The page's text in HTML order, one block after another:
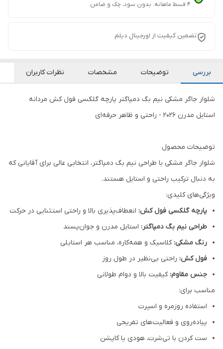
۴ قسط ماهانه. بدون سود، چک و ضامن.
تضمین کیفیت از اورجینال دیلم
بررسی توضیحات مشخصات نظرات کاربران
شلوار جاگر مشکی نیم بگ دمپاگتر پارچه گلکسی فول کش مردانه
استایل مدرن 2026 - راحتی و ظاهر حرفه‌ای
توضیحات محصول
شلوار جاگر مشکی با طراحی نیم بگ دمپاگتر، انتخابی عالی برای آقایانی که
به دنبال ترکیب راحتی و استایل هستند.
ویژگی‌های کلیدی:
پارچه گلکسی فول کش: انعطاف‌پذیری بالا و راحتی استثنایی در حرکت
طراحی نیم بگ دمپاگتر: استایل مدرن و جوان‌پسند
رنگ مشکی:کلاسیک و همه‌کاره، مناسب هر استایلی
فول کش: راحتی بی‌نظیر در طول روز
جنس مقاوم:کیفیت بالا و دوام طولانی
مناسب برای:
استفاده روزمره و اسپرت
پیاده‌روی و فعالیت‌های تفریحی
ست کردن با تی‌شرت، هودی یا کاپشن